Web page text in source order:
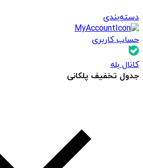
دسته‌بندی
حساب کاربری
کانال بله
جدول تخفیف پلکانی